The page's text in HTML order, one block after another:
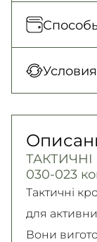
платеж
150
300
Подробнее
картой в
Pay,
Подробнее
Подробно
читайте на
Подробнее
ТАКТИЧНІ
030-023
Тактичні
для
Вони